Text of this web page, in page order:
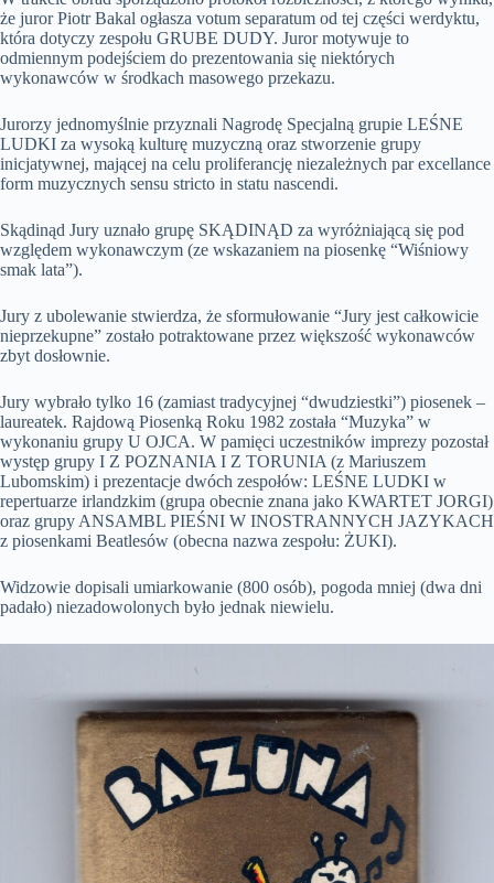
że juror Piotr Bakal ogłasza votum separatum od tej części werdyktu,
która dotyczy zespołu GRUBE DUDY. Juror motywuje to
odmiennym podejściem do prezentowania się niektórych
wykonawców w środkach masowego przekazu.
Jurorzy jednomyślnie przyznali Nagrodę Specjalną grupie LEŚNE
LUDKI za wysoką kulturę muzyczną oraz stworzenie grupy
inicjatywnej, mającej na celu proliferancję niezależnych par excellance
form muzycznych sensu stricto in statu nascendi.
Skądinąd Jury uznało grupę SKĄDINĄD za wyróżniającą się pod
względem wykonawczym (ze wskazaniem na piosenkę “Wiśniowy
smak lata”).
Jury z ubolewanie stwierdza, że sformułowanie “Jury jest całkowicie
nieprzekupne” zostało potraktowane przez większość wykonawców
zbyt dosłownie.
Jury wybrało tylko 16 (zamiast tradycyjnej “dwudziestki”) piosenek –
laureatek. Rajdową Piosenką Roku 1982 została “Muzyka” w
wykonaniu grupy U OJCA. W pamięci uczestników imprezy pozostał
występ grupy I Z POZNANIA I Z TORUNIA (z Mariuszem
Lubomskim) i prezentacje dwóch zespołów: LEŚNE LUDKI w
repertuarze irlandzkim (grupa obecnie znana jako KWARTET JORGI)
oraz grupy ANSAMBL PIEŚNI W INOSTRANNYCH JAZYKACH
z piosenkami Beatlesów (obecna nazwa zespołu: ŻUKI).
Widzowie dopisali umiarkowanie (800 osób), pogoda mniej (dwa dni
padało) niezadowolonych było jednak niewielu.